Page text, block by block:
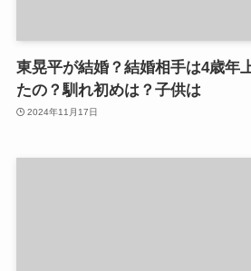
東晃平が結婚？結婚相手は4歳年
たの？馴れ初めは？子供は
2024年11月17日